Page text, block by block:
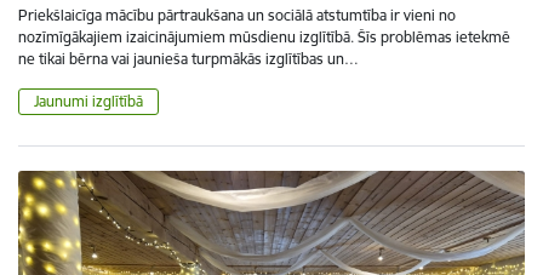
Priekšlaicīga mācību pārtraukšana un sociālā atstumtība ir vieni no
nozīmīgākajiem izaicinājumiem mūsdienu izglītībā. Šīs problēmas ietekmē
ne tikai bērna vai jaunieša turpmākās izglītības un…
Jaunumi izglītībā